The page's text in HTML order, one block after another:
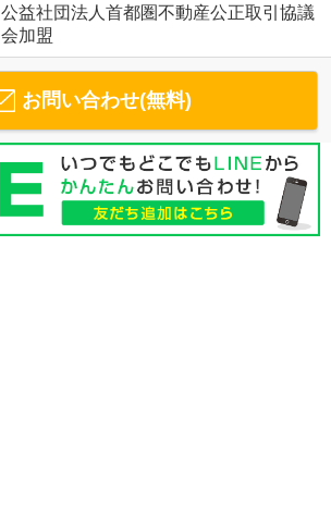
公益社団法人首都圏不動産公正取引協議
会加盟
お問い合わせ(無料)